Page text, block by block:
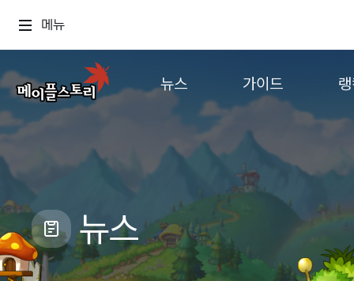
메뉴
뉴스
공지사항
업데이트
캐시샵 공지
메이플 알림판
with maple
가이드
게임정보
직업소개
확률형 아이템
NEXON NOW
뉴스